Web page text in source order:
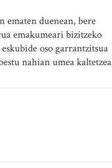
ematen duenean, bere
emakumeari bizitzeko
oso garrantzitsua
nahian umea kaltetzea